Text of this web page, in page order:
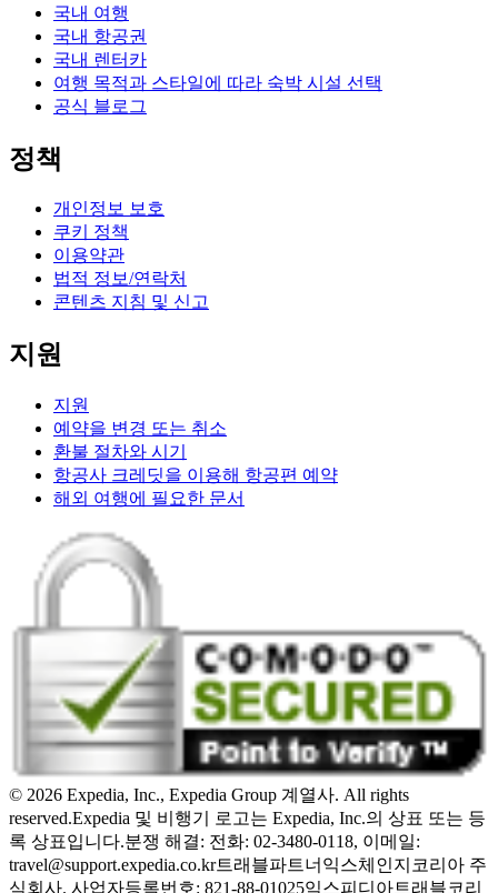
국내 여행
국내 항공권
국내 렌터카
여행 목적과 스타일에 따라 숙박 시설 선택
공식 블로그
정책
개인정보 보호
쿠키 정책
이용약관
법적 정보/연락처
콘텐츠 지침 및 신고
지원
지원
예약을 변경 또는 취소
환불 절차와 시기
항공사 크레딧을 이용해 항공편 예약
해외 여행에 필요한 문서
© 2026 Expedia, Inc., Expedia Group 계열사. All rights
reserved.Expedia 및 비행기 로고는 Expedia, Inc.의 상표 또는 등
록 상표입니다.분쟁 해결: 전화: 02-3480-0118, 이메일:
travel@support.expedia.co.kr트래블파트너익스체인지코리아 주
식회사. 사업자등록번호: 821-88-01025익스피디아트래블코리